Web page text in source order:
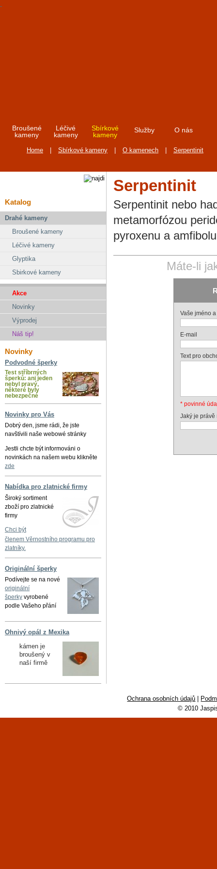
Broušené
kameny
Léčivé
kameny
Sbírkové
kameny
Služby O nás
Home Sbírkové kameny O kamenech Serpentinit
Katalog
Drahé kameny
Broušené kameny
Léčivé kameny
Glyptika
Sbirkové kameny
Akce
Novinky
Výprodej
Náš tip!
Novinky
Podvodné šperky
Test stříbrných
šperků: ani jeden
nebyl pravý,
některé byly
nebezpečné
Novinky pro Vás
Dobrý den, jsme rádi, že jste
navštívili naše webowé stránky
Jestli chcte být informováni o
novinkách na našem webu klikněte
zde
Nabídka pro zlatnické firmy
Široký sortiment
zboží pro zlatnické
firmy
Chci být
členem Věrnostního programu pro
zlatníky.
Originální šperky
Podívejte se na nové
originální
šperky vyrobené
podle Vašeho přání
Ohnivý opál z Mexika
kámen je
broušený v
naší firmě
Serpentinit
Serpentinit nebo
metamorfózou
pyroxenu a
Máte-li
Vaše jméno
E-mail
Text pro
* povinné
Jaký je právě
Ochrana osobních údajů
© 2010